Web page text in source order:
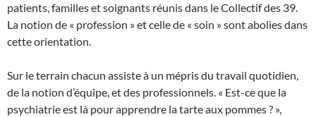
patients, familles et soignants réunis dans le Collectif des 39.
La notion de « profession » et celle de « soin » sont abolies dans
cette orientation.
Sur le terrain chacun assiste à un mépris du travail quotidien,
de la notion d’équipe, et des professionnels. « Est-ce que la
psychiatrie est là pour apprendre la tarte aux pommes ? »,